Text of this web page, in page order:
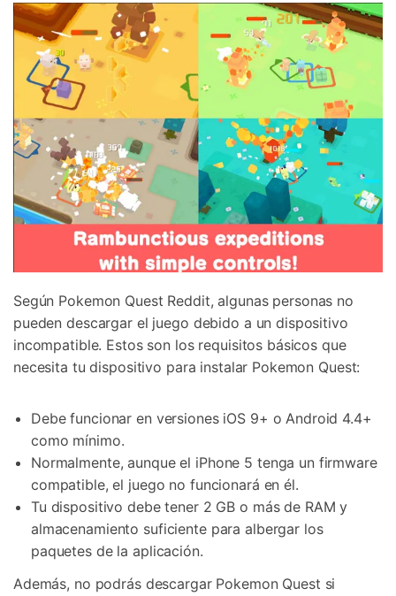
Según Pokemon Quest Reddit, algunas personas no
pueden descargar el juego debido a un dispositivo
incompatible. Estos son los requisitos básicos que
necesita tu dispositivo para instalar Pokemon Quest:
Debe funcionar en versiones iOS 9+ o Android 4.4+
como mínimo.
Normalmente, aunque el iPhone 5 tenga un firmware
compatible, el juego no funcionará en él.
Tu dispositivo debe tener 2 GB o más de RAM y
almacenamiento suficiente para albergar los
paquetes de la aplicación.
Además, no podrás descargar Pokemon Quest si